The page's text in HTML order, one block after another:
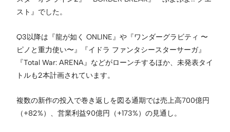
スト』でした。
Q3以降は『⿓が如く ONLINE』や『ワンダーグラビティ 〜
ピノと重⼒使い〜』『イドラ ファンタシースターサーガ』
『Total War: ARENA』などがローンチするほか、未発表タイ
トルも2本計画されています。
複数の新作の投入で巻き返しを図る通期では売上高700億円
（+82%）、営業利益90億円（+173%）の見通し。